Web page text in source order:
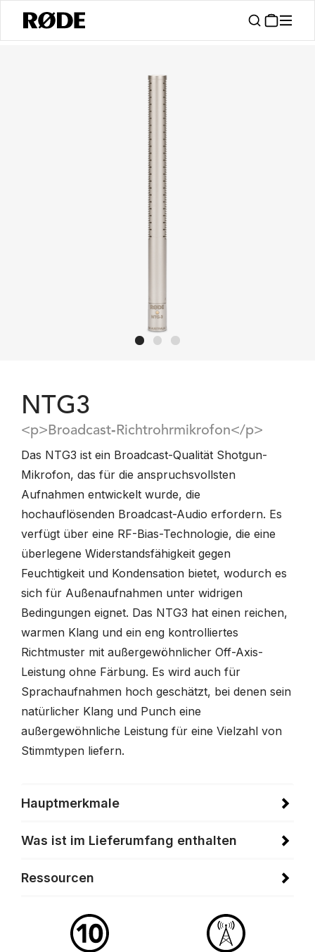
NTG3
<p>Broadcast‑Richtrohrmikrofon</p>
Das NTG3 ist ein Broadcast-Qualität Shotgun-
Mikrofon, das für die anspruchsvollsten
Aufnahmen entwickelt wurde, die
hochauflösenden Broadcast-Audio erfordern. Es
verfügt über eine RF-Bias-Technologie, die eine
überlegene Widerstandsfähigkeit gegen
Feuchtigkeit und Kondensation bietet, wodurch es
sich für Außenaufnahmen unter widrigen
Bedingungen eignet. Das NTG3 hat einen reichen,
warmen Klang und ein eng kontrolliertes
Richtmuster mit außergewöhnlicher Off-Axis-
Leistung ohne Färbung. Es wird auch für
Sprachaufnahmen hoch geschätzt, bei denen sein
natürlicher Klang und Punch eine
außergewöhnliche Leistung für eine Vielzahl von
Stimmtypen liefern.
Hauptmerkmale
Was ist im Lieferumfang enthalten
Ressourcen